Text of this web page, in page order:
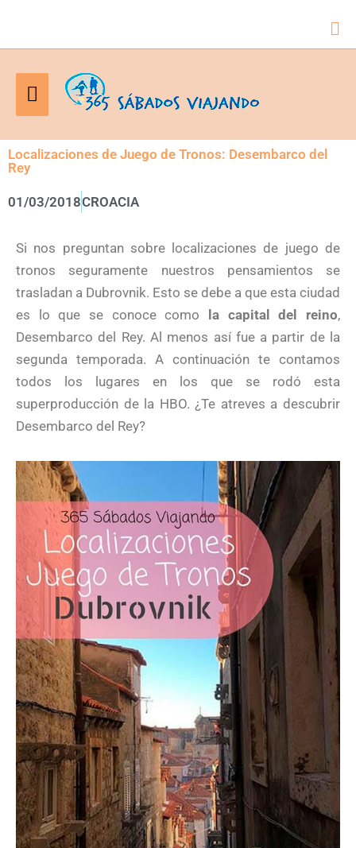
Menú
principal
Localizaciones de Juego de Tronos: Desembarco del
Rey
01/03/2018CROACIA
Si nos preguntan sobre localizaciones de juego de
tronos seguramente nuestros pensamientos se
trasladan a Dubrovnik. Esto se debe a que esta ciudad
es lo que se conoce como la capital del reino,
Desembarco del Rey. Al menos así fue a partir de la
segunda temporada. A continuación te contamos
todos los lugares en los que se rodó esta
superproducción de la HBO. ¿Te atreves a descubrir
Desembarco del Rey?